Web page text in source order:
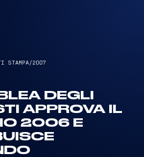
STAMPA/2007
DEGLI
APPROVA IL
2006 E